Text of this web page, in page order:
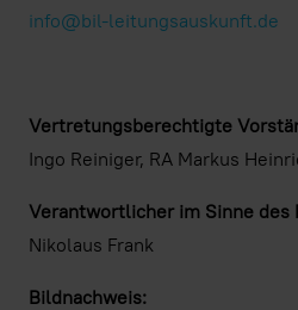
info@bil-leitungsauskunft.de
Vertretungsberechtigte
Ingo Reiniger, RA Markus
Verantwortlicher im Sinne des
Nikolaus Frank
Bildnachweis: